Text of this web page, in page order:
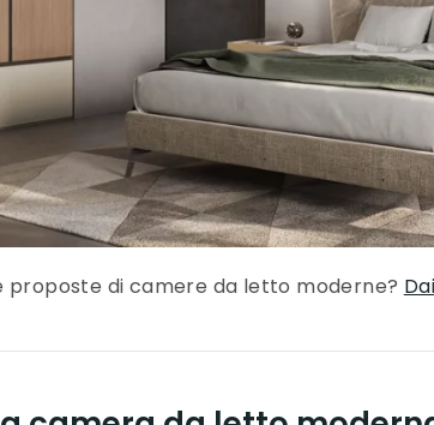
di camere da letto moderne?